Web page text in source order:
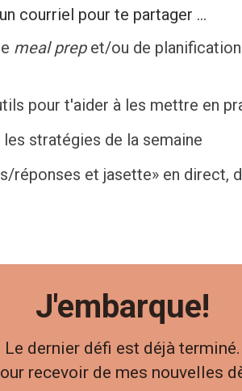
courriel pour te partager ...
meal prepet/ou de planification
pour t'aider à les mettre en
stratégies de la semaine
réponses et jasette» en direct,
J'embarque!
Le dernier défi est déjà terminé.
recevoir de mes nouvelles